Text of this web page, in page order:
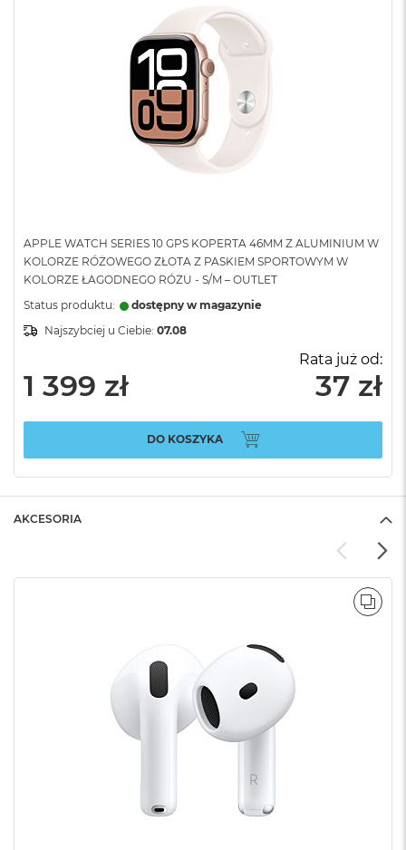
APPLE WATCH SERIES 10 GPS KOPERTA 46MM Z ALUMINIUM W
KOLORZE RÓŻOWEGO ZŁOTA Z PASKIEM SPORTOWYM W
KOLORZE ŁAGODNEGO RÓŻU - S/M – OUTLET
Status produktu:
dostępny w magazynie
Najszybciej u Ciebie: 07.08
1 399 zł
Rata już od:
37 zł
DO KOSZYKA
AKCESORIA